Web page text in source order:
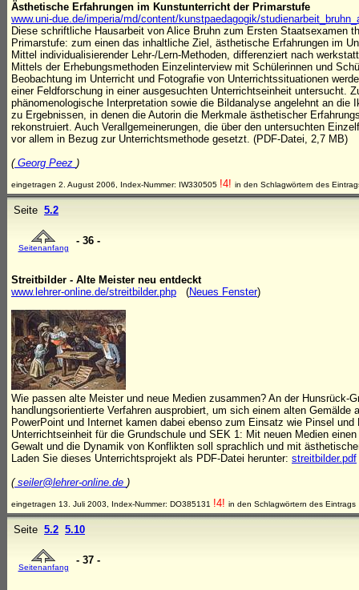
Ästhetische Erfahrungen im Kunstunterricht der Primarstufe
www.uni-due.de/imperia/md/content/kunstpaedagogik/
Diese schriftliche Hausarbeit von Alice Bruhn zum Ersten Staatsexamen
Primarstufe: zum einen das inhaltliche Ziel, ästhetische Erfahrungen im
Mittel individualisierender Lehr-/Lern-Methoden, differenziert nach
Mittels der Erhebungsmethoden Einzelinterview mit Schülerinnen und
Beobachtung im Unterricht und Fotografie von Unterrichtssituationen
einer Feldforschung in einer ausgesuchten Unterrichtseinheit untersucht.
phänomenologische Interpretation sowie die Bildanalyse angelehnt an
zu Ergebnissen, in denen die Autorin die Merkmale ästhetischer
rekonstruiert. Auch Verallgemeinerungen, die über den untersuchten
vor allem in Bezug zur Unterrichtsmethode gesetzt. (PDF-Datei, 2,7 MB)
(Georg Peez )
eingetragen 2. August 2006, Index-Nummer: IW330505 !4! in den Schlagwörtern des
Seite 5.2
Seitenanfang
- 36 -
Streitbilder - Alte Meister neu entdeckt
www.lehrer-online.de/streitbilder.php (Neues Fenster)
Wie passen alte Meister und neue Medien zusammen? An der Hunsrück-
handlungsorientierte Verfahren ausprobiert, um sich einem alten Gemälde
PowerPoint und Internet kamen dabei ebenso zum Einsatz wie Pinsel und
Unterrichtseinheit für die Grundschule und SEK 1: Mit neuen Medien
Gewalt und die Dynamik von Konflikten soll sprachlich und mit
Laden Sie dieses Unterrichtsprojekt als PDF-Datei herunter: streitbilder.pdf
(seiler@lehrer-online.de )
eingetragen 13. Juli 2003, Index-Nummer: DO385131 !4! in den Schlagwörtern des Eintrags
Seite 5.2 5.10
Seitenanfang
- 37 -